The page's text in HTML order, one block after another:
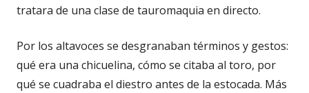
tratara de una clase de tauromaquia en directo.
Por los altavoces se desgranaban términos y gestos:
qué era una chicuelina, cómo se citaba al toro, por
qué se cuadraba el diestro antes de la estocada. Más